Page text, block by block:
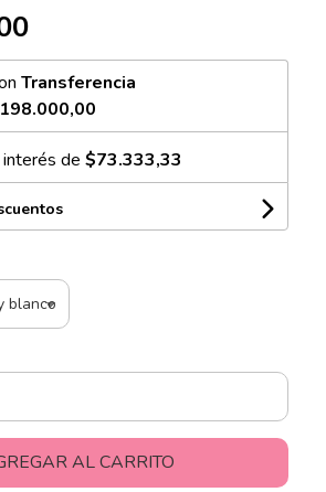
Transferencia
de $73.333,33
AL CARRITO